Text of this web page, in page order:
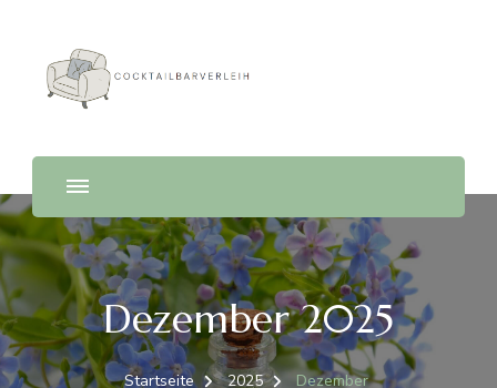
Cocktailbarverleih
Dezember 2025
Startseite 2025 Dezember